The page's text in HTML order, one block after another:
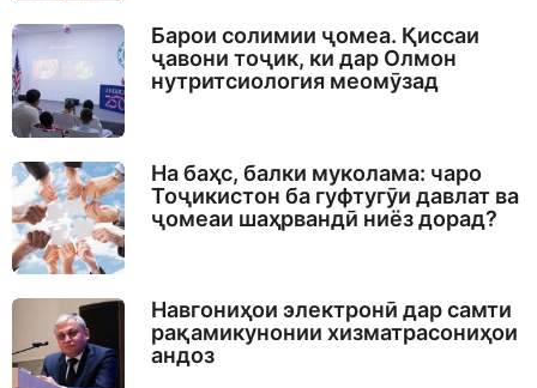
Барои солимии ҷомеа. Қиссаи
ҷавони тоҷик, ки дар Олмон
нутритсиология меомӯзад
На баҳс, балки муколама: чаро
Тоҷикистон ба гуфтугӯи давлат ва
ҷомеаи шаҳрвандӣ ниёз дорад?
Навгониҳои электронӣ дар самти
рақамикунонии хизматрасониҳои
андоз